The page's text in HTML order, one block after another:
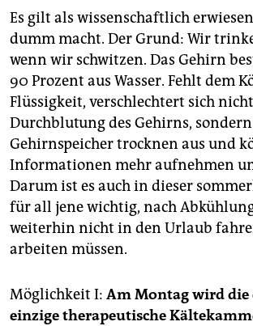
fragen & hilfe
unterstützen
abo
genossenschaft
epaper login
Es gilt als wissenschaftlich
dumm macht. Der Grund: Wir
wenn wir schwitzen. Das Gehirn
90 Prozent aus Wasser. Fehlt dem
Flüssigkeit, verschlechtert sich
Durchblutung des Gehirns,
Gehirnspeicher trocknen aus und
Informationen mehr aufnehmen
Darum ist es auch in dieser
für all jene wichtig, nach
weiterhin nicht in den Urlaub
arbeiten müssen.
Möglichkeit I: Am Montag wird die
einzige therapeutische